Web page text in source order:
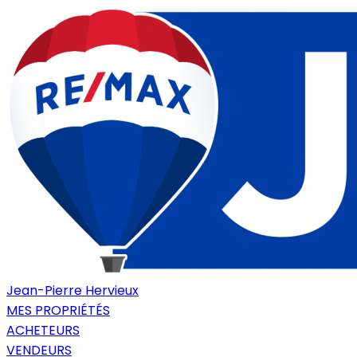
Jean-Pierre Hervieux
MES PROPRIÉTÉS
ACHETEURS
VENDEURS